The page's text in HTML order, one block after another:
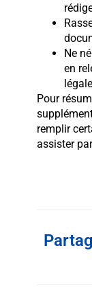
Ne
en
Pour
remplir
assister